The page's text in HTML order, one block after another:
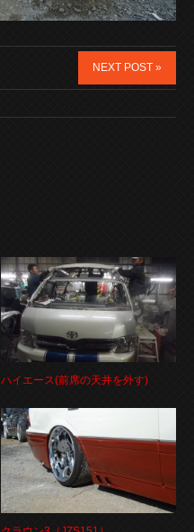
NEXT POST »
ハイエース(前席の天井を外す)